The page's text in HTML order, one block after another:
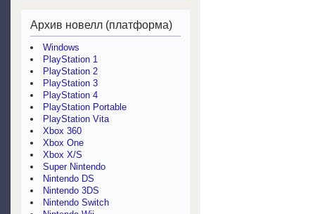
Архив новелл (платформа)
Windows
PlayStation 1
PlayStation 2
PlayStation 3
PlayStation 4
PlayStation Portable
PlayStation Vita
Xbox 360
Xbox One
Xbox X/S
Super Nintendo
Nintendo DS
Nintendo 3DS
Nintendo Switch